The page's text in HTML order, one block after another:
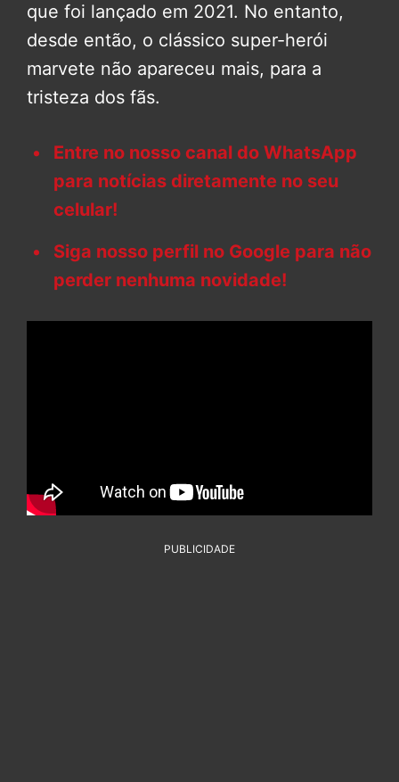
que foi lançado em 2021. No entanto,
desde então, o clássico super-herói
marvete não apareceu mais, para a
tristeza dos fãs.
Entre no nosso canal do WhatsApp
para notícias diretamente no seu
celular!
Siga nosso perfil no Google para não
perder nenhuma novidade!
PUBLICIDADE